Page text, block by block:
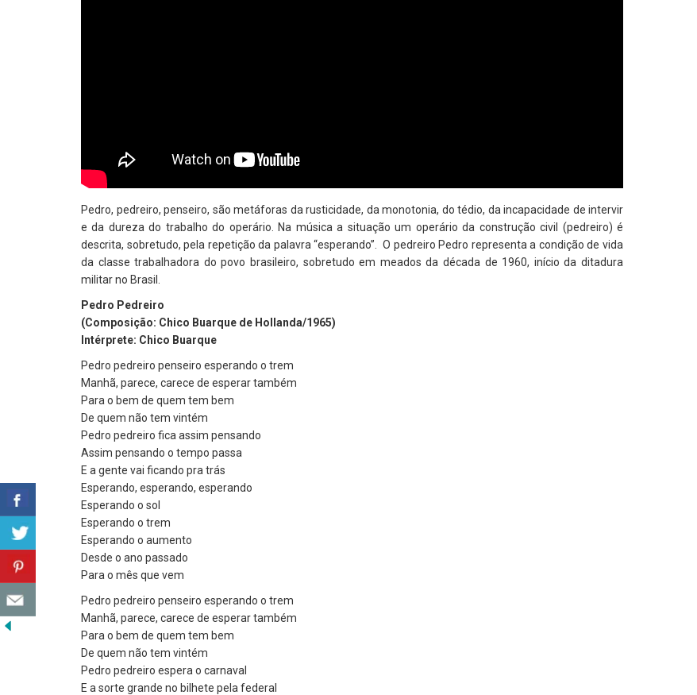
Pedro, pedreiro, penseiro, são metáforas da rusticidade, da monotonia, do tédio, da incapacidade de intervir
e da dureza do trabalho do operário. Na música a situação um operário da construção civil (pedreiro) é
descrita, sobretudo, pela repetição da palavra “esperando”. O pedreiro Pedro representa a condição de vida
da classe trabalhadora do povo brasileiro, sobretudo em meados da década de 1960, início da ditadura
militar no Brasil.
Pedro Pedreiro
(Composição: Chico Buarque de Hollanda/1965)
Intérprete: Chico Buarque
Pedro pedreiro penseiro esperando o trem
Manhã, parece, carece de esperar também
Para o bem de quem tem bem
De quem não tem vintém
Pedro pedreiro fica assim pensando
Assim pensando o tempo passa
E a gente vai ficando pra trás
Esperando, esperando, esperando
Esperando o sol
Esperando o trem
Esperando o aumento
Desde o ano passado
Para o mês que vem
Pedro pedreiro penseiro esperando o trem
Manhã, parece, carece de esperar também
Para o bem de quem tem bem
De quem não tem vintém
Pedro pedreiro espera o carnaval
E a sorte grande no bilhete pela federal